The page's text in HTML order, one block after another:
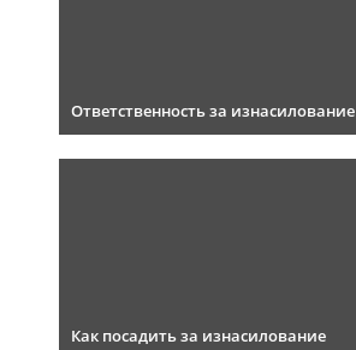
Ответственность за изнасилование
Как посадить за изнасилование